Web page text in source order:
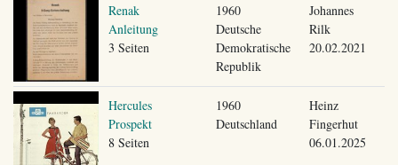
Renak
Anleitung
3 Seiten
1960
Deutsche
Demokratische
Republik
Johannes
Rilk
20.02.2021
Hercules
Prospekt
8 Seiten
1960
Deutschland
Heinz
Fingerhut
06.01.2025